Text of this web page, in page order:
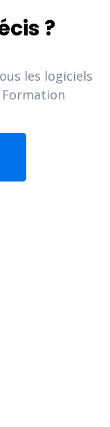
?
les logiciels
Formation